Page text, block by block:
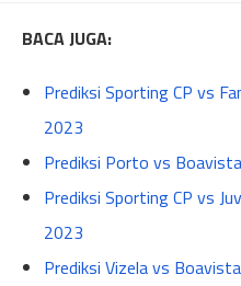
BACA JUGA:
Prediksi Sporting CP vs
2023
Prediksi Porto vs
Prediksi Sporting CP vs
2023
Prediksi Vizela vs